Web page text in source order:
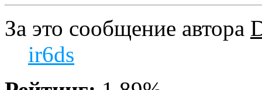
За это сообщение автора
ir6ds